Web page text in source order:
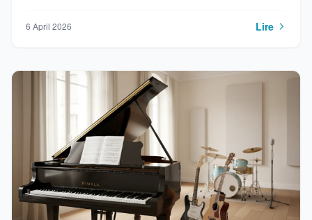
6 April 2026 Lire